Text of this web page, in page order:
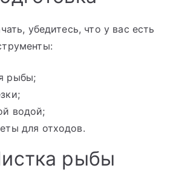
убедитесь, что у вас есть
рыбы;
водой;
для отходов.
рыбы